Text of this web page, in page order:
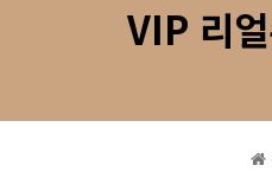
VIP 리